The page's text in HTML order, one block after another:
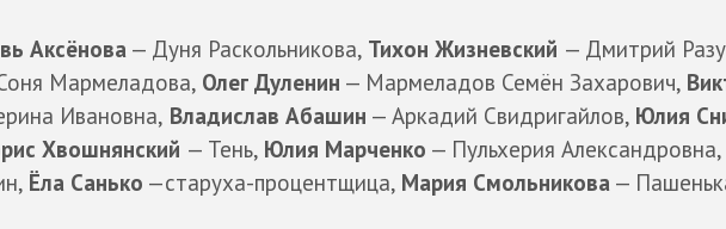
Аксёнова — Дуня Раскольникова, Тихон Жизневский — Дмитрий
Мармеладова, Олег Дуленин — Мармеладов Семён Захарович,
Ивановна, Владислав Абашин — Аркадий Свидригайлов, Юлия
Хвошнянский — Тень, Юлия Марченко — Пульхерия Александровна,
Ёла Санько —старуха-процентщица, Мария Смольникова —